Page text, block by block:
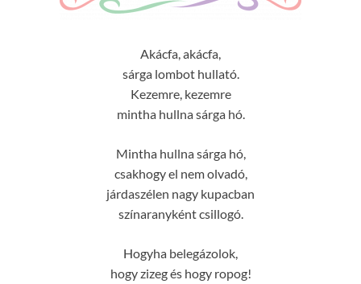
Akácfa, akácfa,
sárga lombot hullató.
Kezemre, kezemre
mintha hullna sárga hó.
Mintha hullna sárga hó,
csakhogy el nem olvadó,
járdaszélen nagy kupacban
színaranyként csillogó.
Hogyha belegázolok,
hogy zizeg és hogy ropog!